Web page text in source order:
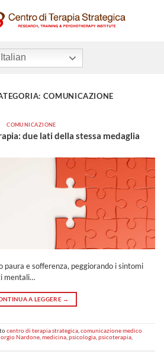
Italian
COMUNICAZIONE
COMUNICAZIONE
due lati della stessa medaglia
paura e sofferenza, peggiorando i sintomi
mentali…
A LEGGERE →
centro di terapia strategica comunicazione medico
Nardone medicina psicologia psicoterapia